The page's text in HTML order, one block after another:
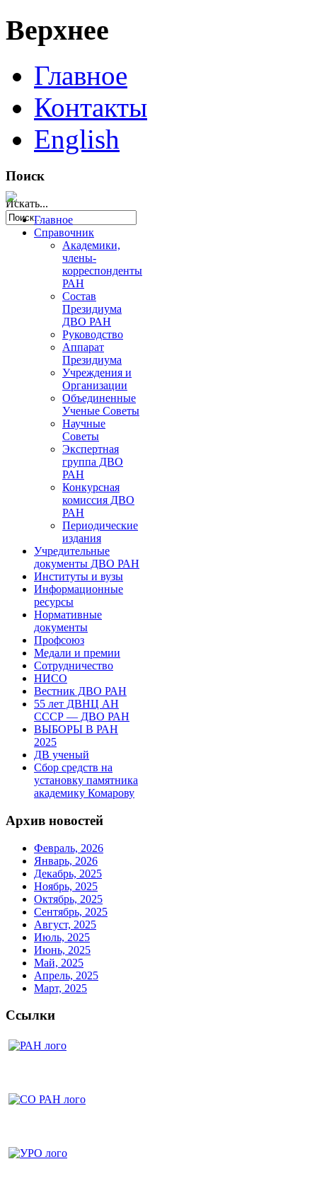
Верхнее
Главное
Контакты
English
Поиск
Искать...
Главное
Справочник
Академики,
члены-
корреспонденты
РАН
Состав
Президиума
ДВО РАН
Руководство
Аппарат
Президиума
Учреждения и
Организации
Объединенные
Ученые Советы
Научные
Советы
Экспертная
группа ДВО
РАН
Конкурсная
комиссия ДВО
РАН
Периодические
издания
Учредительные
документы ДВО РАН
Институты и вузы
Информационные
ресурсы
Нормативные
документы
Профсоюз
Медали и премии
Сотрудничество
НИСО
Вестник ДВО РАН
55 лет ДВНЦ АН
СССР — ДВО РАН
ВЫБОРЫ В РАН
2025
ДВ ученый
Сбор средств на
установку памятника
академику Комарову
Архив новостей
Февраль, 2026
Январь, 2026
Декабрь, 2025
Ноябрь, 2025
Октябрь, 2025
Сентябрь, 2025
Август, 2025
Июль, 2025
Июнь, 2025
Май, 2025
Апрель, 2025
Март, 2025
Ссылки